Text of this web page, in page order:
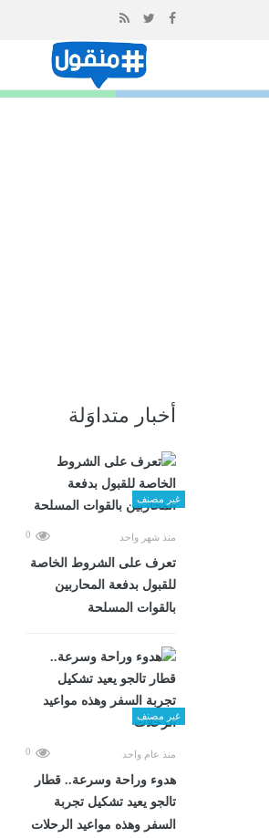
أخبار متداوَلة
غير مصنف
منذ شهر واحد 0
تعرف على الشروط الخاصة
للقبول بدفعة المحاربين
بالقوات المسلحة
غير مصنف
منذ عام واحد 0
هدوء وراحة وسرعة.. قطار
تالجو يعيد تشكيل تجربة
السفر وهذه مواعيد الرحلات